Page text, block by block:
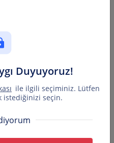
Duyuyoruz!
ile ilgili seçiminiz. Lütfen
istediğinizi seçin.